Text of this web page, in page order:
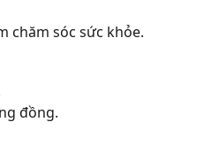
chăm sóc sức khỏe.
đồng.